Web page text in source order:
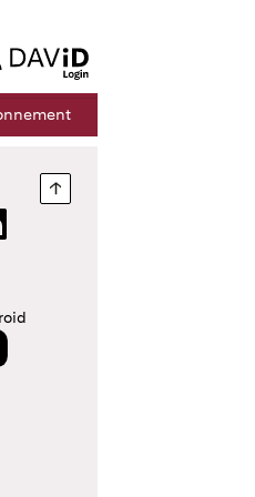
login
nnement
Nach oben springen